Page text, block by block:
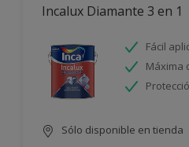
Incalux Diamante 3 en 1
Fácil
Máxima
Sólo disponible en tienda